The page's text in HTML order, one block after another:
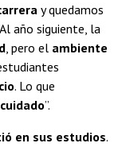
y quedamos
año siguiente, la
, pero el ambiente
. Lo que
”.
en sus estudios.